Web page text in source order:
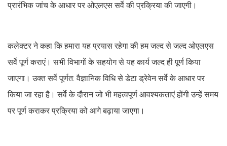
प्रारंभिक जांच के आधार पर ओएलएस सर्वे की प्रक्रिया की जाएगी।
कलेक्टर ने कहा कि हमारा यह प्रयास रहेगा की हम जल्द से जल्द ओएलएस
सर्वे पूर्ण कराएं। सभी विभागों के सहयोग से यह कार्य जल्द ही पूर्ण किया
जाएगा। उक्त सर्वे पूर्णत: वैज्ञानिक विधि से डेटा ड्रेवेन सर्वे के आधार पर
किया जा रहा है। सर्वे के दौरान जो भी महत्वपूर्ण आवश्यकताएं होंगी उन्हें समय
पर पूर्ण कराकर प्रक्रिया को आगे बढ़ाया जाएगा।